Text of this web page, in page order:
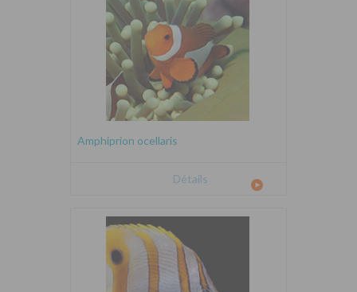
Amphiprion ocellaris
Détails